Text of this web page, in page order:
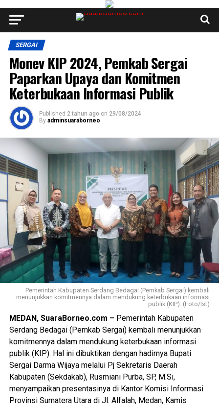
SERGAI
Monev KIP 2024, Pemkab Sergai
Paparkan Upaya dan Komitmen
Keterbukaan Informasi Publik
Published 2 tahun ago on 29/08/2024
By adminsuaraborneo
Pemerintah Kabupaten Serdang Bedagai (Pemkab Sergai) kembali
menunjukkan komitmennya dalam mendukung keterbukaan informasi
publik (KIP). (Foto/Ist)
MEDAN, SuaraBorneo.com – Pemerintah Kabupaten
Serdang Bedagai (Pemkab Sergai) kembali menunjukkan
komitmennya dalam mendukung keterbukaan informasi
publik (KIP). Hal ini dibuktikan dengan hadirnya Bupati
Sergai Darma Wijaya melalui Pj Sekretaris Daerah
Kabupaten (Sekdakab), Rusmiani Purba, SP, M.Si,
menyampaikan presentasinya di Kantor Komisi Informasi
Provinsi Sumatera Utara di Jl. Alfalah, Medan, Kamis